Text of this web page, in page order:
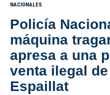
NACIONALES
Policía
máquina
apresa a una
venta ilegal
Espaillat